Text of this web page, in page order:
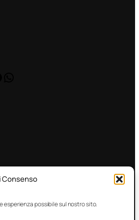
Consenso
esperienza possibile sul nostro sito.
© Don Antonio srl 2025